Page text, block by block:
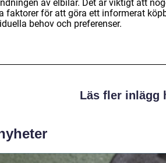
av elbilar. Det är viktigt att
faktorer för att göra ett informerat
behov och preferenser.
Läs fler inlägg